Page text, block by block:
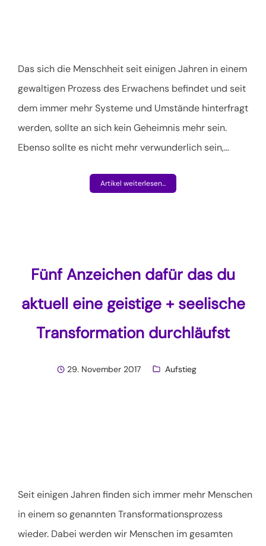
Das sich die Menschheit seit einigen Jahren in einem
gewaltigen Prozess des Erwachens befindet und seit
dem immer mehr Systeme und Umstände hinterfragt
werden, sollte an sich kein Geheimnis mehr sein.
Ebenso sollte es nicht mehr verwunderlich sein,…
Artikel weiterlesen...
Fünf Anzeichen dafür das du
aktuell eine geistige + seelische
Transformation durchläufst
29. November 2017 Aufstieg
Seit einigen Jahren finden sich immer mehr Menschen
in einem so genannten Transformationsprozess
wieder. Dabei werden wir Menschen im gesamten